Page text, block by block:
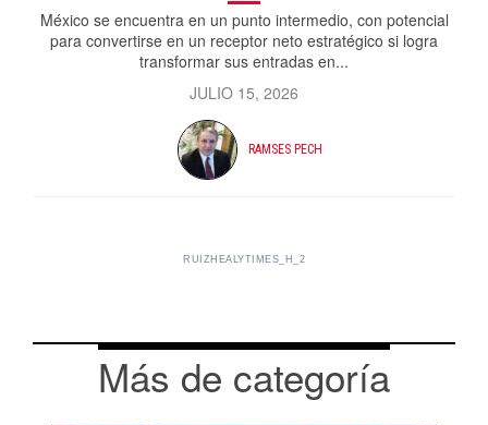
México se encuentra en un punto intermedio, con potencial
para convertirse en un receptor neto estratégico si logra
transformar sus entradas en...
JULIO 15, 2026
RAMSES PECH
RUIZHEALYTIMES_H_2
Más de categoría